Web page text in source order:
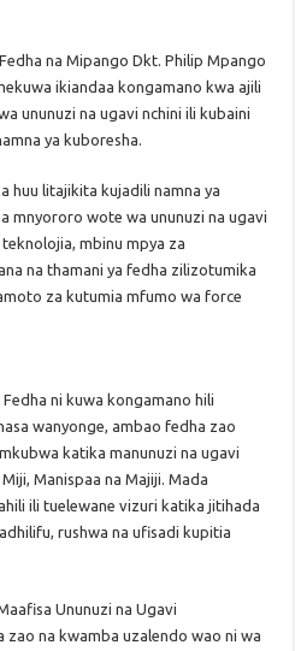
na Mipango Dkt. Philip Mpango
ikiandaa kongamano kwa ajili
ununuzi na ugavi nchini ili kubaini
ya kuboresha.
huu litajikita kujadili namna ya
mnyororo wote wa ununuzi na ugavi
mbinu mpya za
na thamani ya fedha zilizotumika
za kutumia mfumo wa force
ni kuwa kongamano hili
wanyonge, ambao fedha zao
katika manunuzi na ugavi
Manispaa na Majiji. Mada
ili tuelewane vizuri katika jitihada
rushwa na ufisadi kupitia
Ununuzi na Ugavi
zao na kwamba uzalendo wao ni wa